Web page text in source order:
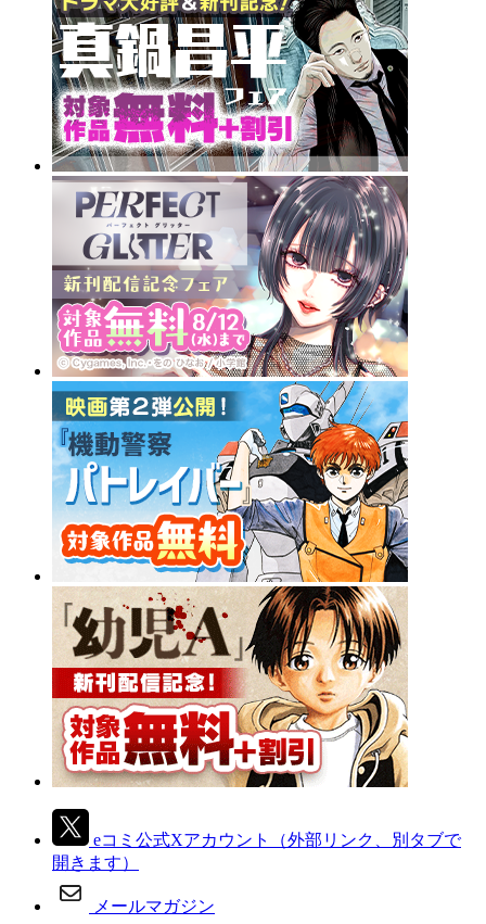
eコミ公式Xアカウント
（外部リンク、別タブで
開きます）
メールマガジン